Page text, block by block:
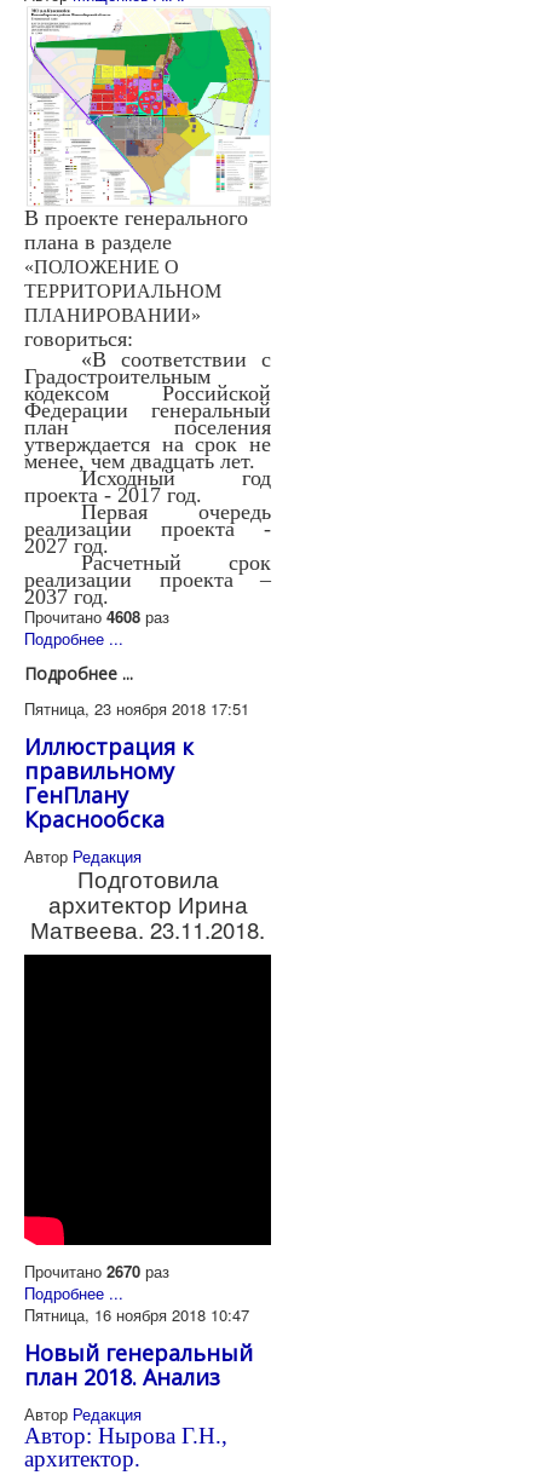
В проекте генерального
плана в разделе
«ПОЛОЖЕНИЕ О
ТЕРРИТОРИАЛЬНОМ
ПЛАНИРОВАНИИ»
говориться:
«В соответствии с
Градостроительным
кодексом Российской
Федерации генеральный
план поселения
утверждается на срок не
менее, чем двадцать лет.
Исходный год
проекта - 2017 год.
Первая очередь
реализации проекта -
2027 год.
Расчетный срок
реализации проекта –
2037 год.
Прочитано 4608 раз
Подробнее ...
Подробнее ...
Пятница, 23 ноября 2018 17:51
Иллюстрация к
правильному
ГенПлану
Краснообска
Автор Редакция
Подготовила
архитектор Ирина
Матвеева. 23.11.2018.
Прочитано 2670 раз
Подробнее ...
Пятница, 16 ноября 2018 10:47
Новый генеральный
план 2018. Анализ
Автор Редакция
Автор: Нырова Г.Н.,
архитектор.